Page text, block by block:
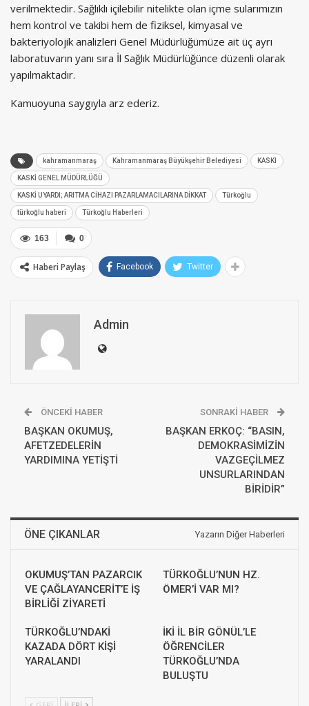
verilmektedir. Sağlıklı içilebilir nitelikte olan içme sularımızın
hem kontrol ve takibi hem de fiziksel, kimyasal ve
bakteriyolojik analizleri Genel Müdürlüğümüze ait üç ayrı
laboratuvarın yanı sıra İl Sağlık Müdürlüğünce düzenli olarak
yapılmaktadır.
Kamuoyuna saygıyla arz ederiz.
kahramanmaraş Kahramanmaraş Büyükşehir Belediyesi KASKİ
KASKİ GENEL MÜDÜRLÜĞÜ
KASKİ UYARDI; ARITMA CİHAZI PAZARLAMACILARINA DİKKAT Türkoğlu
türkoğlu haberi Türkoğlu Haberleri
0
163
Haberi Paylaş Facebook Twitter
Admin
ÖNCEKI HABER
BAŞKAN OKUMUŞ,
AFETZEDELERİN
YARDIMINA YETİŞTİ
SONRAKI HABER
BAŞKAN ERKOÇ: “BASIN,
DEMOKRASİMİZİN
VAZGEÇİLMEZ
UNSURLARINDAN
BİRİDİR”
ÖNE ÇIKANLAR Yazarın Diğer Haberleri
OKUMUŞ’TAN PAZARCIK
VE ÇAĞLAYANCERİT’E İŞ
BİRLİĞİ ZİYARETİ
TÜRKOĞLU’NUN HZ.
ÖMER’İ VAR MI?
TÜRKOĞLU’NDAKİ
KAZADA DÖRT KİŞİ
YARALANDI
İKİ İL BİR GÖNÜL’LE
ÖĞRENCİLER
TÜRKOĞLU’NDA
BULUŞTU